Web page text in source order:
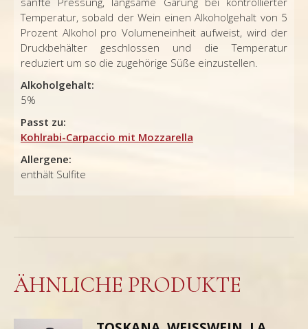
Temperatur, sobald der Wein einen Alkoholgehalt von 5
Prozent Alkohol pro Volumeneinheit aufweist, wird der
Druckbehälter geschlossen und die Temperatur
reduziert um so die zugehörige Süße einzustellen.
Alkoholgehalt:
5%
Passt zu:
Kohlrabi-Carpaccio mit Mozzarella
Allergene:
enthält Sulfite
ÄHNLICHE PRODUKTE